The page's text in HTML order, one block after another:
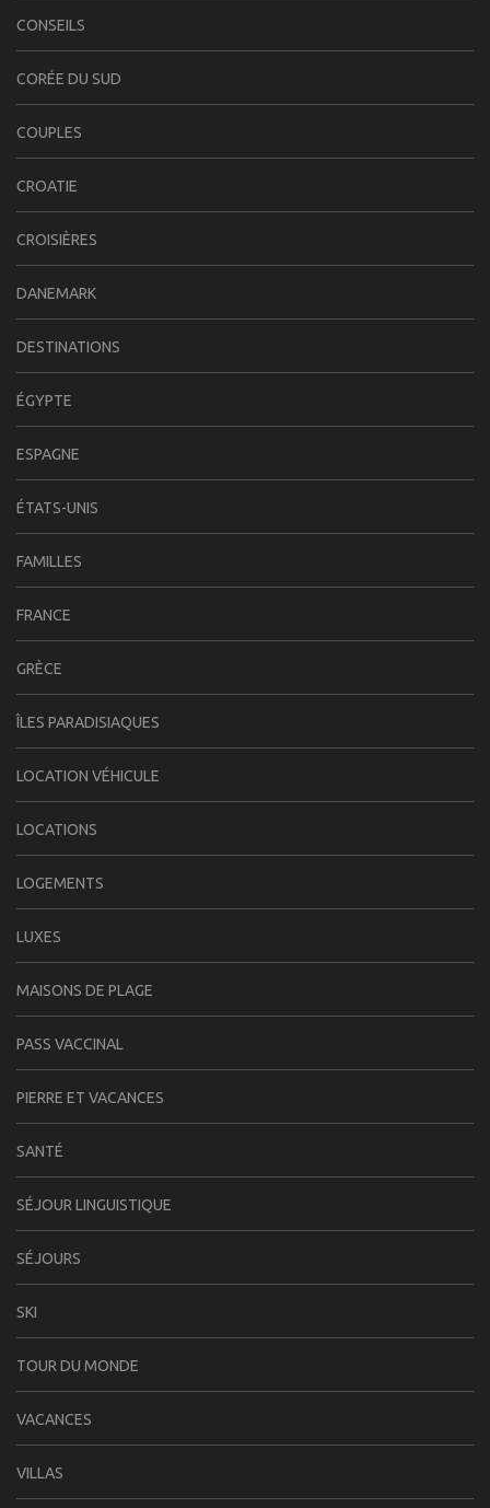
CONSEILS
CORÉE DU SUD
COUPLES
CROATIE
CROISIÈRES
DANEMARK
DESTINATIONS
ÉGYPTE
ESPAGNE
ÉTATS-UNIS
FAMILLES
FRANCE
GRÈCE
ÎLES PARADISIAQUES
LOCATION VÉHICULE
LOCATIONS
LOGEMENTS
LUXES
MAISONS DE PLAGE
PASS VACCINAL
PIERRE ET VACANCES
SANTÉ
SÉJOUR LINGUISTIQUE
SÉJOURS
SKI
TOUR DU MONDE
VACANCES
VILLAS